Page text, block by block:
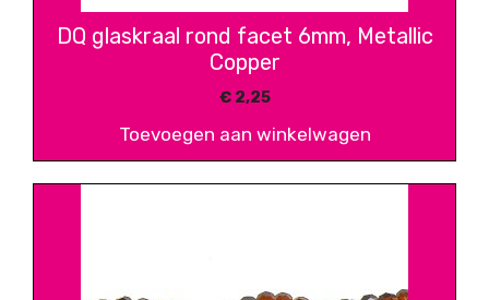
DQ glaskraal rond facet 6mm, Metallic
Copper
€2,25
Toevoegen aan winkelwagen